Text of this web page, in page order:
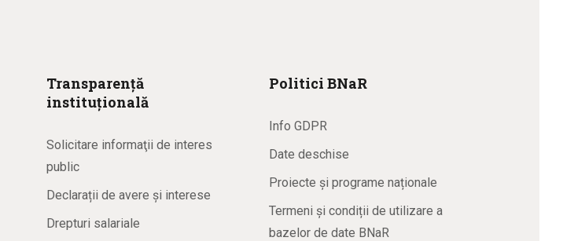
Transparență
instituțională
Solicitare informaţii de interes
public
Declarații de avere și interese
Drepturi salariale
Politici BNaR
Info GDPR
Date deschise
Proiecte și programe naționale
Termeni și condiții de utilizare a
bazelor de date BNaR